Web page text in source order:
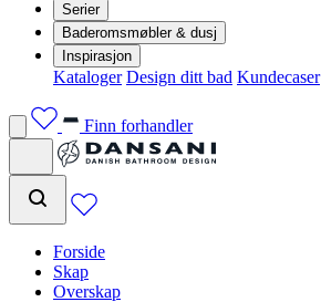
Serier
Baderomsmøbler & dusj
Inspirasjon
Kataloger Design ditt bad Kundecaser
Finn forhandler
Forside
Skap
Overskap